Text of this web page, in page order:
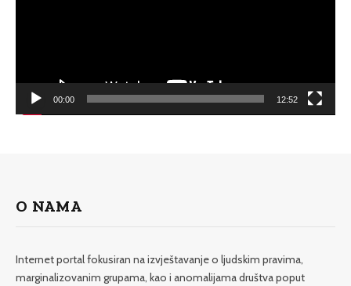
00:00 12:52
O NAMA
Internet portal fokusiran na izvještavanje o ljudskim pravima,
marginalizovanim grupama, kao i anomalijama društva poput